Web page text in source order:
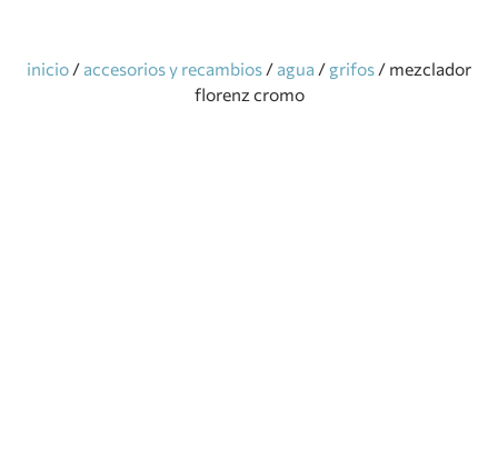
inicio / accesorios y recambios / agua /grifos / mezclador
florenz cromo